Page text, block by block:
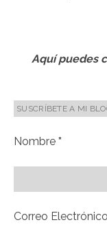
Aquí puedes
Nombre *
Correo Electrónico